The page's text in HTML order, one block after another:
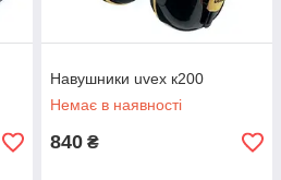
Навушники uvex к200
Немає в наявності
840 ₴